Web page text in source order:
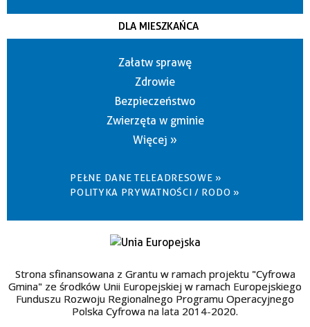
DLA MIESZKAŃCA
Załatw sprawę
Zdrowie
Bezpieczeństwo
Zwierzęta w gminie
Więcej »
PEŁNE DANE TELEADRESOWE »
POLITYKA PRYWATNOŚCI / RODO »
Strona sfinansowana z Grantu w ramach projektu "Cyfrowa
Gmina" ze środków Unii Europejskiej w ramach Europejskiego
Funduszu Rozwoju Regionalnego Programu Operacyjnego
Polska Cyfrowa na lata 2014-2020.